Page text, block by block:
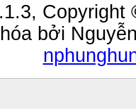
Copyright
bởi